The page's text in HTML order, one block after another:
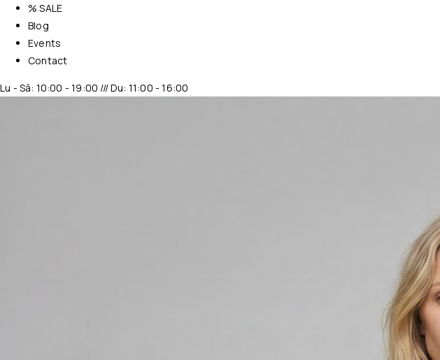
% SALE
Blog
Events
Contact
Lu - Sâ: 10:00 - 19:00 /// Du: 11:00 - 16:00